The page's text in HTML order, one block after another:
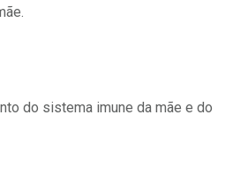
do sistema imune da mãe e do